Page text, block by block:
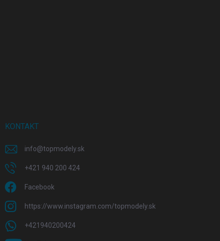
KONTAKT
info@topmodely.sk
+421 940 200 424
Facebook
https://www.instagram.com/topmodely.sk
+421940200424